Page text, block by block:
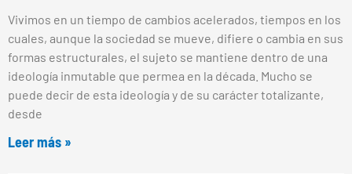
Vivimos en un tiempo de cambios acelerados, tiempos en los
cuales, aunque la sociedad se mueve, difiere o cambia en sus
formas estructurales, el sujeto se mantiene dentro de una
ideología inmutable que permea en la década. Mucho se
puede decir de esta ideología y de su carácter totalizante,
desde
Leer más »